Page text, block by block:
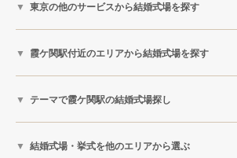
東京の他のサービスから結婚式場を探す
霞ケ関駅付近のエリアから結婚式場を探す
テーマで霞ケ関駅の結婚式場探し
結婚式場・挙式を他のエリアから選ぶ